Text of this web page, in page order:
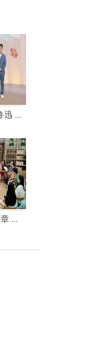
迅 ...
...